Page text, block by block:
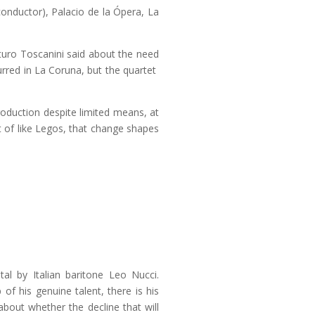
Palacio de la Ópera, La
Toscanini said about the need
in La Coruna, but the quartet
despite limited means, at
like Legos, that change shapes
by Italian baritone Leo Nucci.
his genuine talent, there is his
whether the decline that will